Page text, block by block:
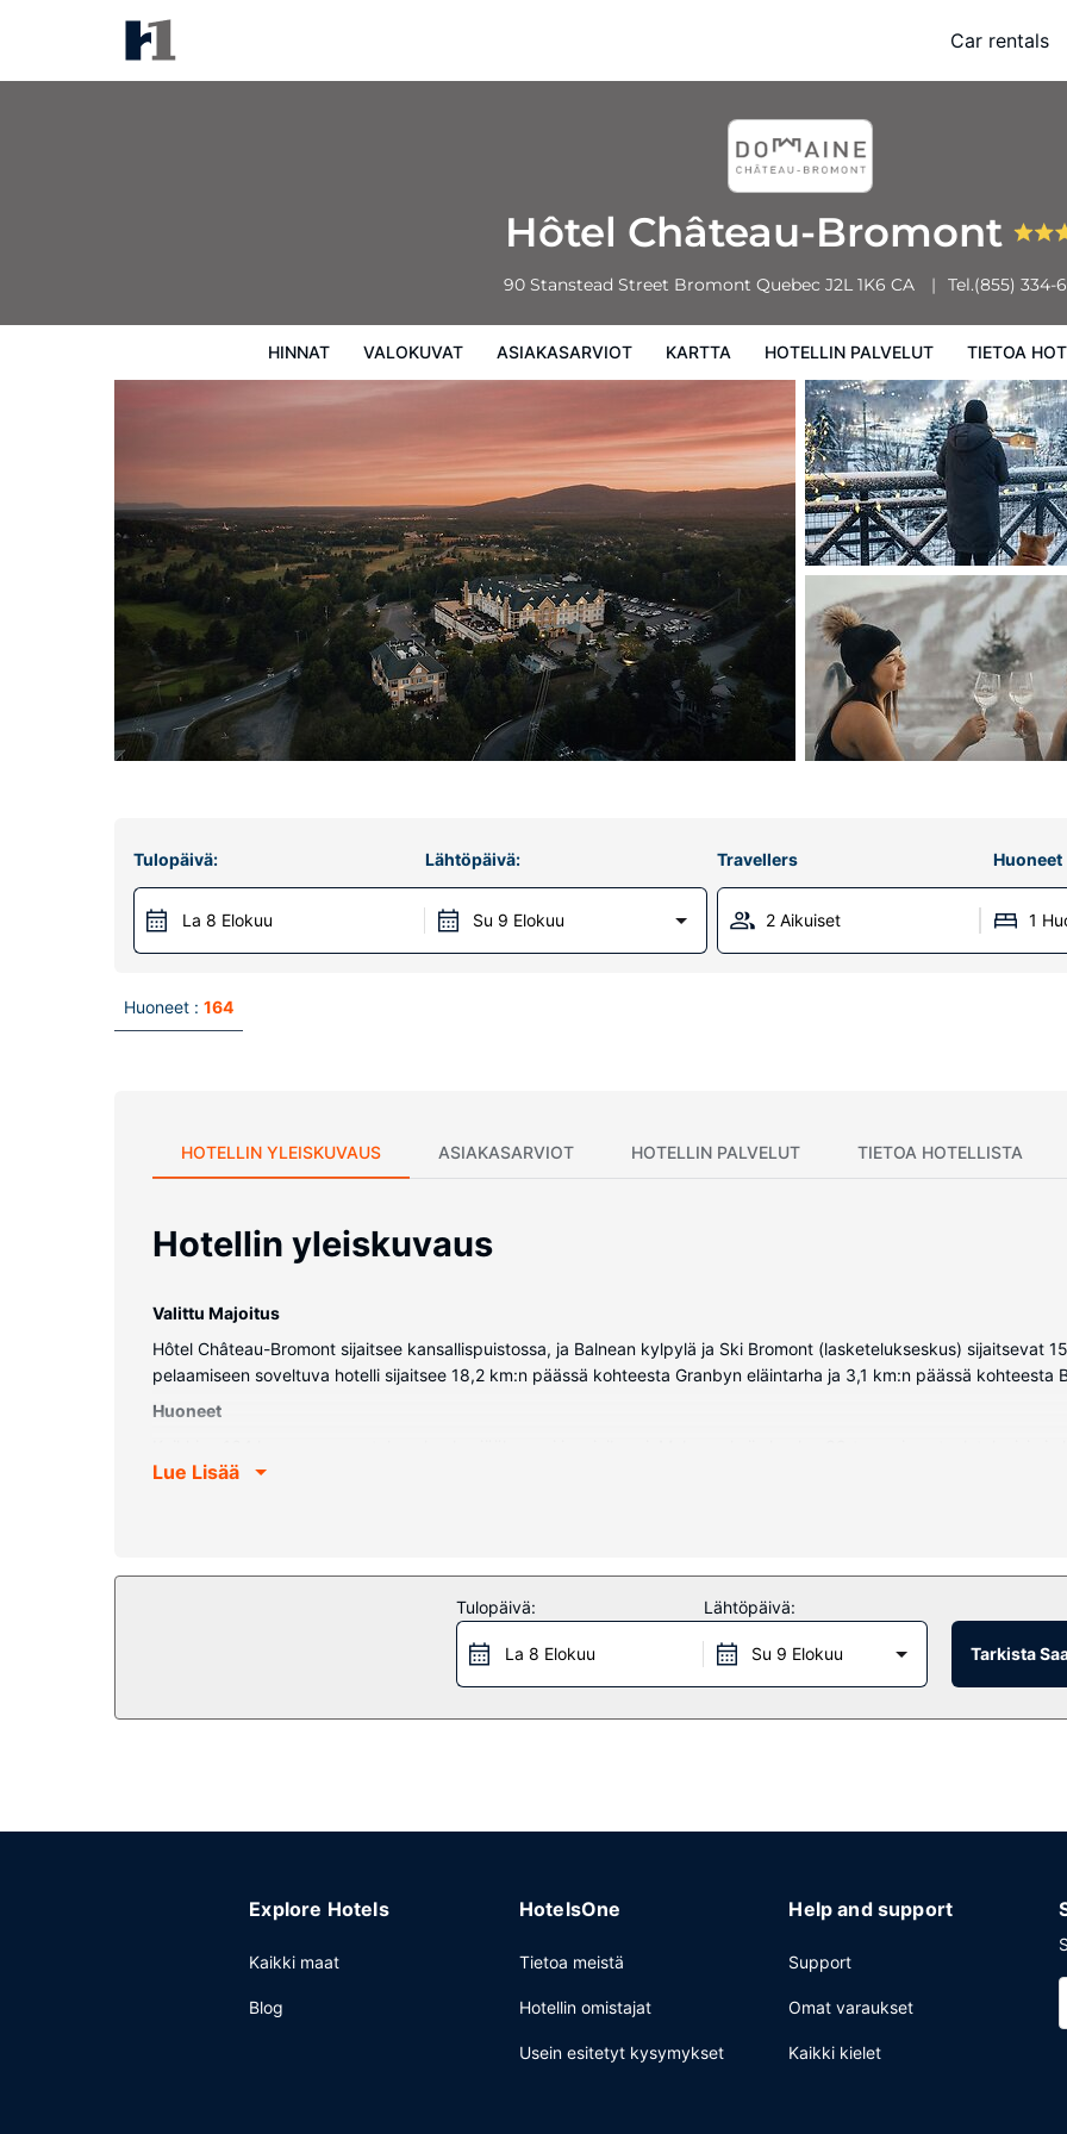
Car rentals
Hôtel Château-Bromont
90 Stanstead Street Bromont Quebec J2L 1K6 CA Tel.(855) 334-
HINNAT VALOKUVAT ASIAKASARVIOT KARTTA HOTELLIN PALVELUT TIETOA
Hotellin säännöt
Tulopäivä:
La 8 Elokuu
Lähtöpäivä:
Su 9 Elokuu
Travellers Huoneet
2 Aikuiset 1
Huoneet : 164
HOTELLIN YLEISKUVAUS ASIAKASARVIOT HOTELLIN PALVELUT TIETOA HOTELLISTA
Hotellin yleiskuvaus
Valittu Majoitus
Hôtel Château-Bromont sijaitsee kansallispuistossa, ja Balnean kylpylä ja Ski Bromont (lasketelukseskus) sijaitsevat
pelaamiseen soveltuva hotelli sijaitsee 18,2 km:n päässä kohteesta Granbyn eläintarha ja 3,1 km:n päässä kohteesta
Huoneet
langaton internetyhteys. Huoneissa on oma kylpyhuone, ja sen varusteluun kuuluu suihku, sadesuihkupää ja ilmaiset
poreallasta. Tämän hotellin palveluihin kuuluu ilmainen langaton internetyhteys, suksivarasto ja ostosmahdollisuuksia
Majoituspaikan ravintola, Le 4 Canards, on hyvä paikka lounaan tai illallisen nauttimiseen; ravintolan erikoisuuksiin
huonepalvelu (rajoitettuina aikoina). Baarissa voit nauttia raikasta juotavaa. Maksullinen buffetaamiainen on
Lue Lisää
Tulopäivä:
La 8 Elokuu
Lähtöpäivä:
Su 9 Elokuu Tarkista
Explore Hotels
Kaikki maat
Blog
HotelsOne
Tietoa meistä
Hotellin omistajat
Usein esitetyt kysymykset
Help and support
Support
Omat varaukset
Kaikki kielet